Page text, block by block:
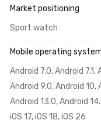
Market positioning
Sport watch
Mobile operating
Android 7.0, Android 7.1,
Android 9.0, Android 10,
Android 13.0, Android
iOS 17, iOS 18, iOS 26